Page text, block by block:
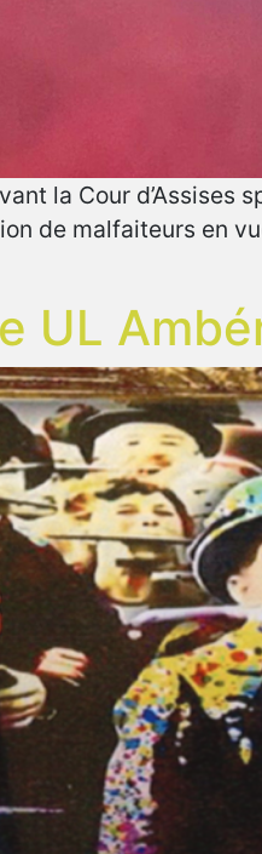
la Cour d’Assises
de malfaiteurs en
UL